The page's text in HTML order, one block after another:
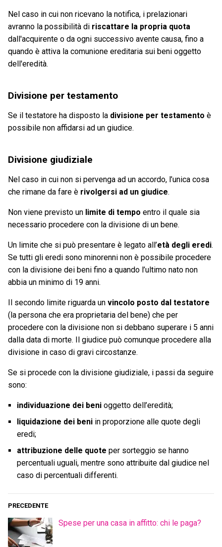
Nel caso in cui non ricevano la notifica, i prelazionari
avranno la possibilità di riscattare la propria quota
dall'acquirente o da ogni successivo avente causa, fino a
quando è attiva la comunione ereditaria sui beni oggetto
dell'eredità.
Divisione per testamento
Se il testatore ha disposto la divisione per testamento è
possibile non affidarsi ad un giudice.
Divisione giudiziale
Nel caso in cui non si pervenga ad un accordo, l’unica cosa
che rimane da fare è rivolgersi ad un giudice.
Non viene previsto un limite di tempo entro il quale sia
necessario procedere con la divisione di un bene.
Un limite che si può presentare è legato all’età degli eredi.
Se tutti gli eredi sono minorenni non è possibile procedere
con la divisione dei beni fino a quando l’ultimo nato non
abbia un minimo di 19 anni.
Il secondo limite riguarda un vincolo posto dal testatore
(la persona che era proprietaria del bene) che per
procedere con la divisione non si debbano superare i 5 anni
dalla data di morte. Il giudice può comunque procedere alla
divisione in caso di gravi circostanze.
Se si procede con la divisione giudiziale, i passi da seguire
sono:
individuazione dei benioggetto dell’eredità;
liquidazione dei beniin proporzione alle quote degli
eredi;
attribuzione delle quote per sorteggio se hanno
percentuali uguali, mentre sono attribuite dal giudice nel
caso di percentuali differenti.
PRECEDENTE
Spese per una casa in affitto: chi le paga?